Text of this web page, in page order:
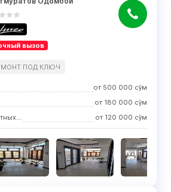
вызов
ПОД КЛЮЧ
от 500 000 сўм
от 180 000 сўм
Изготовление москитных сеток
от 120 000 сўм